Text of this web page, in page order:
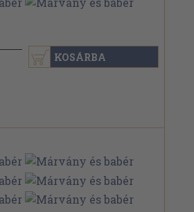
KOSÁRBA